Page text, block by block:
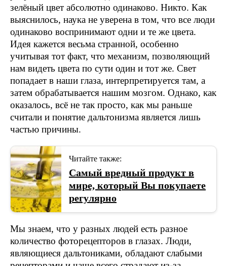
зелёный цвет абсолютно одинаково. Никто. Как
выяснилось, наука не уверена в том, что все люди
одинаково воспринимают одни и те же цвета.
Идея кажется весьма странной, особенно
учитывая тот факт, что механизм, позволяющий
нам видеть цвета по сути один и тот же. Свет
попадает в наши глаза, интерпретируется там, а
затем обрабатывается нашим мозгом. Однако, как
оказалось, всё не так просто, как мы раньше
считали и понятие дальтонизма является лишь
частью причины.
Читайте также:
Самый вредный продукт в
мире, который Вы покупаете
регулярно
Мы знаем, что у разных людей есть разное
количество фоторецепторов в глазах. Люди,
являющиеся дальтониками, обладают слабыми